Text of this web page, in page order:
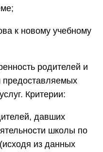
к новому учебному
родителей и
предоставляемых
Критерии:
давших
школы по
из данных